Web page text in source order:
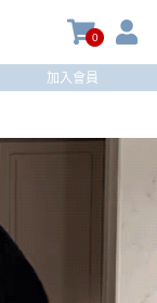
0
加入會員